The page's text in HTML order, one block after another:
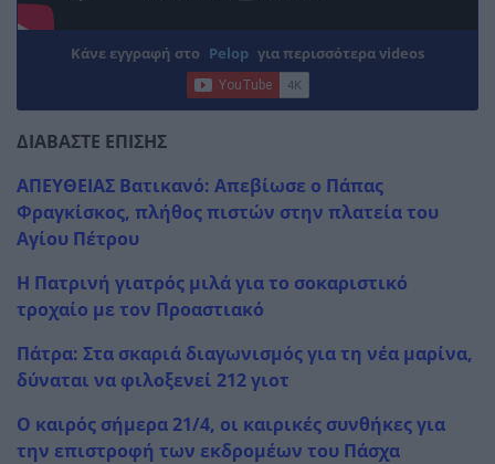
Κάνε εγγραφή στο Pelop για περισσότερα videos
ΔΙΑΒΑΣΤΕ ΕΠΙΣΗΣ
ΑΠΕΥΘΕΙΑΣ Βατικανό: Απεβίωσε ο Πάπας
Φραγκίσκος, πλήθος πιστών στην πλατεία του
Αγίου Πέτρου
Η Πατρινή γιατρός μιλά για το σοκαριστικό
τροχαίο με τον Προαστιακό
Πάτρα: Στα σκαριά διαγωνισμός για τη νέα μαρίνα,
δύναται να φιλοξενεί 212 γιοτ
Ο καιρός σήμερα 21/4, οι καιρικές συνθήκες για
την επιστροφή των εκδρομέων του Πάσχα